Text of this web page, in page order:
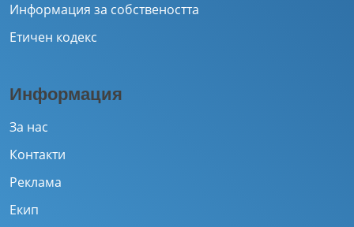
Информация за собствеността
Етичен кодекс
Информация
За нас
Контакти
Реклама
Екип